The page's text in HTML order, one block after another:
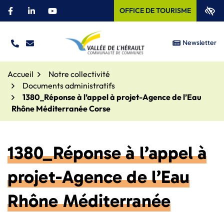
Aller
Facebook
(ouverture dans un nouvel onglet)
Linkedin
(ouverture dans un nouvel onglet)
YouTube
(ouverture dans un nouvel onglet)
OFFICE DE TOURISME
TÉL. NOUS ÉCRIRE Site officiel –
Newsletter
Accueil
Notre collectivité
Documents administratifs
1380_Réponse à l’appel à projet-Agence de l’Eau
Rhône Méditerranée Corse
1380_Réponse à l’appel à
projet-Agence de l’Eau
Rhône Méditerranée